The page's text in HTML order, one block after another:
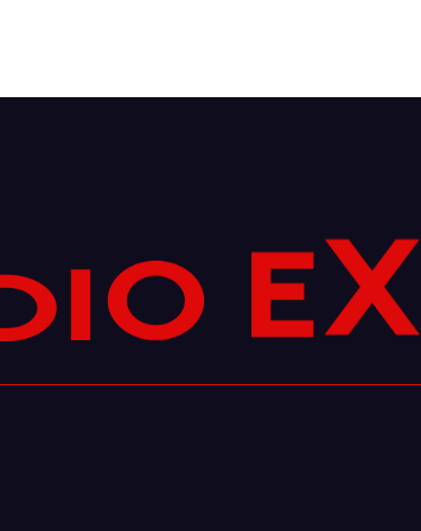
IO EX